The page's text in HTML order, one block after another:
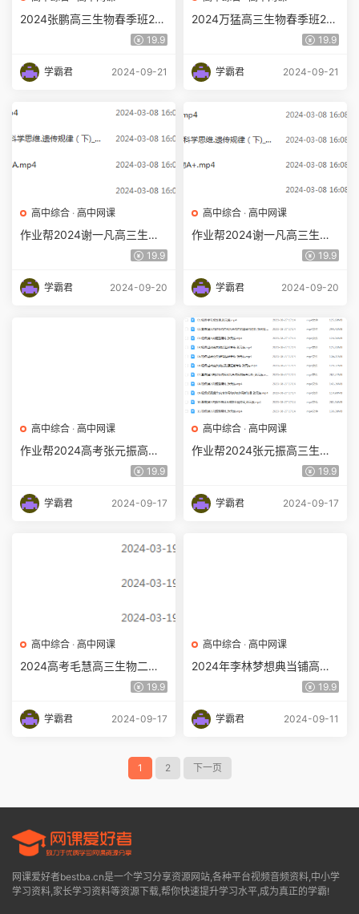
2024张鹏高三生物春季班24
年高考生物二三轮复习视频教
19.9
学霸君 2024-09-21
2024万猛高三生物春季班24
年万猛高考生物二三轮复习网
19.9
学霸君 2024-09-21
高中综合 · 高中网课
作业帮2024谢一凡高三生物a
春季班网课24年谢一凡高考19.9
学霸君 2024-09-20
高中综合 · 高中网课
作业帮2024谢一凡高三生物a
19.9
学霸君 2024-09-20
高中综合 · 高中网课
作业帮2024高考张元振高三
生物二三轮复习网课寒假班19.9
学霸君 2024-09-17
高中综合 · 高中网课
作业帮2024张元振高三生物
课程24年张元振高考生物一19.9
学霸君 2024-09-17
高中综合 · 高中网课
2024高考毛慧高三生物二三
轮复习春季班网课教程
19.9
学霸君 2024-09-17
高中综合 · 高中网课
2024年李林梦想典当铺高考
19.9
学霸君 2024-09-11
1 2 下一页
网课爱好者bestba.cn是一个学习分享资源网站,各种平台视频音频资料,中小学
学习资料,家长学习资料等资源下载,帮你快速提升学习水平,成为真正的学霸!